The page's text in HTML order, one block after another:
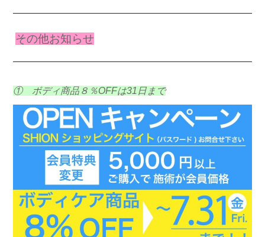
その他お知らせ
① ボディ商品８％OFFは31日まで